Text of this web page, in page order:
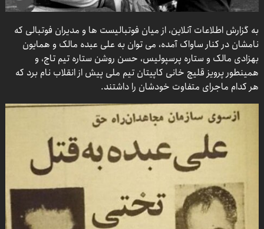
به گزارش اطلاعات آنلاین، از میان فوتبالیست ها و مدیران فوتبالی که
نامشان در کنار ساواک آمده، می توان به علی عبده مالک و همایون
بهزادی مالک و ستاره پرسپولیس، حسن روشن ستاره تیم تاج، و
همینطور پرویز قلیچ خانی کاپیتان تیم ملی پیش از انقلاب نام برد که
هر کدام ماجرای متفاوت خودشان را داشتند.